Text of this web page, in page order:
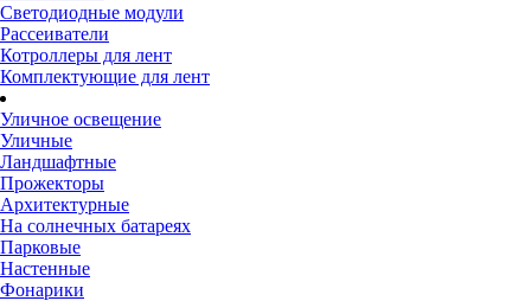
Светодиодные модули
Рассеиватели
Котроллеры для лент
Комплектующие для лент
Уличное освещение
Уличные
Ландшафтные
Прожекторы
Архитектурные
На солнечных батареях
Парковые
Настенные
Фонарики